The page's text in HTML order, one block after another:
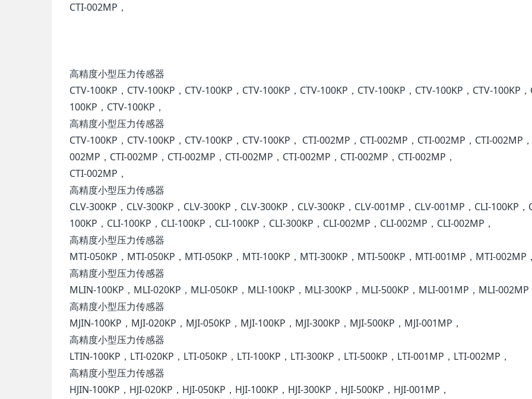
CTI-002MP，
高精度小型压力传感器
CTV-100KP，CTV-100KP，CTV-100KP，CTV-100KP，CTV-100KP，CTV-100KP，CTV-100KP，CTV-100KP，
100KP，CTV-100KP，
高精度小型压力传感器
CTV-100KP，CTV-100KP，CTV-100KP，CTV-100KP， CTI-002MP，CTI-002MP，CTI-002MP，CTI-002MP
002MP，CTI-002MP，CTI-002MP，CTI-002MP，CTI-002MP，CTI-002MP，CTI-002MP，
CTI-002MP，
高精度小型压力传感器
CLV-300KP，CLV-300KP，CLV-300KP，CLV-300KP，CLV-300KP，CLV-001MP，CLV-001MP，CLI-100KP，
100KP，CLI-100KP，CLI-100KP，CLI-100KP，CLI-300KP，CLI-002MP，CLI-002MP，CLI-002MP，
高精度小型压力传感器
MTI-050KP，MTI-050KP，MTI-050KP，MTI-100KP，MTI-300KP，MTI-500KP，MTI-001MP，MTI-002MP，
高精度小型压力传感器
MLIN-100KP，MLI-020KP，MLI-050KP，MLI-100KP，MLI-300KP，MLI-500KP，MLI-001MP，MLI-002MP
高精度小型压力传感器
MJIN-100KP，MJI-020KP，MJI-050KP，MJI-100KP，MJI-300KP，MJI-500KP，MJI-001MP，
高精度小型压力传感器
LTIN-100KP，LTI-020KP，LTI-050KP，LTI-100KP，LTI-300KP，LTI-500KP，LTI-001MP，LTI-002MP，
高精度小型压力传感器
HJIN-100KP，HJI-020KP，HJI-050KP，HJI-100KP，HJI-300KP，HJI-500KP，HJI-001MP，